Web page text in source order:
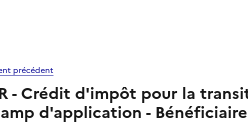
précédent
- Crédit d'impôt pour la
d'application -